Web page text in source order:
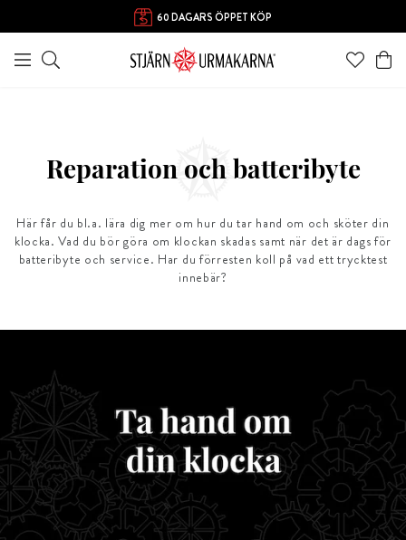
60 DAGARS ÖPPET KÖP
Reparation och batteribyte
Här får du bl.a. lära dig mer om hur du tar hand om och sköter din
klocka. Vad du bör göra om klockan skadas samt när det är dags för
batteribyte och service. Har du förresten koll på vad ett trycktest
innebär?